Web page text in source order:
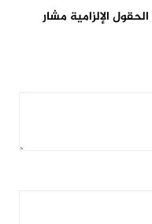
الحقول الإلزامية مشار